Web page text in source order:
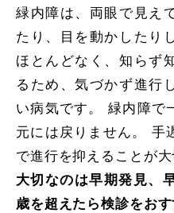
緑内障は、両眼で見え
たり、目を動かしたり
ほとんどなく、知らず
るため、気づかず進行
い病気です。 緑内障で
元には戻りません。 手
で進行を抑えることが大
大切なのは早期発見、
歳を超えたら検診をおす